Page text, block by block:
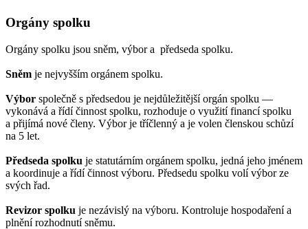
Orgány spolku
Orgány spolku jsou sněm, výbor a předseda spolku.
Sněm je nejvyšším orgánem spolku.
Výbor společně s předsedou je nejdůležitější orgán spolku —
vykonává a řídí činnost spolku, rozhoduje o využití financí spolku
a přijímá nové členy. Výbor je tříčlenný a je volen členskou schůzí
na 5 let.
Předseda spolku je statutárním orgánem spolku, jedná jeho jménem
a koordinuje a řídí činnost výboru. Předsedu spolku volí výbor ze
svých řad.
Revizor spolku je nezávislý na výboru. Kontroluje hospodaření a
plnění rozhodnutí sněmu.